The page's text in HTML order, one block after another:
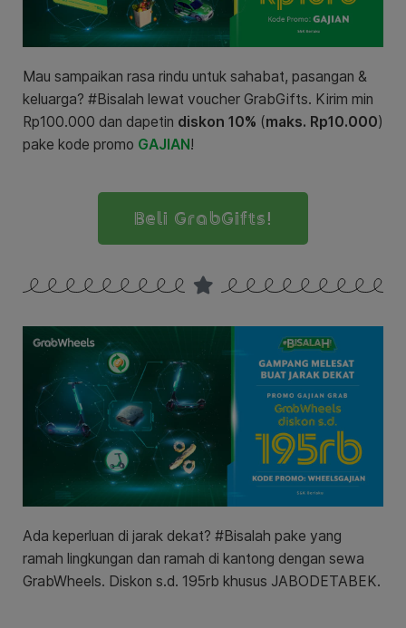
Mau sampaikan rasa rindu untuk sahabat, pasangan &
keluarga? #Bisalah lewat voucher GrabGifts. Kirim min
Rp100.000 dan dapetin diskon 10% (maks. Rp10.000)
pake kode promo GAJIAN !
Beli GrabGifts!
Ada keperluan di jarak dekat? #Bisalah pake yang
ramah lingkungan dan ramah di kantong dengan sewa
GrabWheels. Diskon s.d. 195rb khusus JABODETABEK.